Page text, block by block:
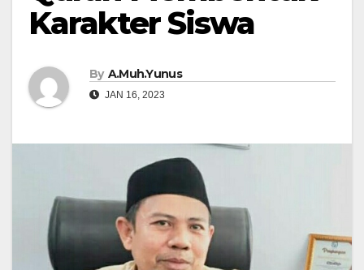
Karakter Siswa
By A.Muh.Yunus
JAN 16, 2023